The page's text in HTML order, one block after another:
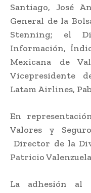
Santiago, José
General de la
Stenning; el
Información,
Mexicana de
Vicepresidente
Latam Airlines,
En
Valores y
Director de la
Patricio
La adhesión al